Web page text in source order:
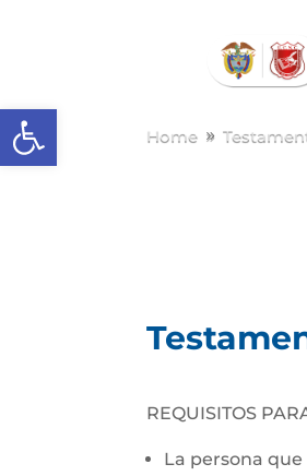
Abrir barra de herramientas
Home 9
REQUISITOS
La persona